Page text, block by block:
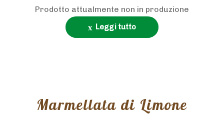
Prodotto attualmente non in produzione
Leggi tutto
Marmellata di Limone